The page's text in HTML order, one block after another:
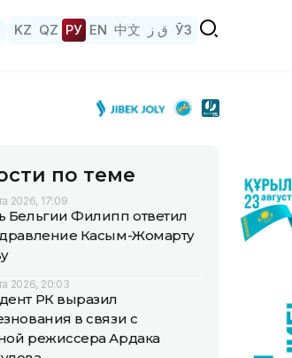
KZ QZ РУ EN 中文 ق ز ЎЗ
по теме
2026, 17:09
Бельгии Филипп ответил
Касым-Жомарту
2026, 20:03
РК выразил
в связи с
режиссера Ардака